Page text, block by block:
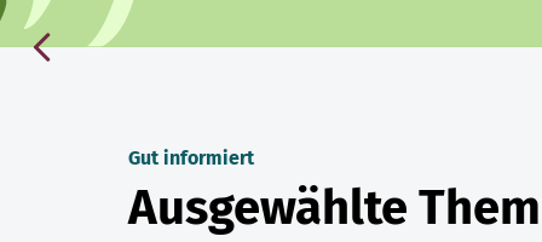
Gut informiert
Ausgewählte